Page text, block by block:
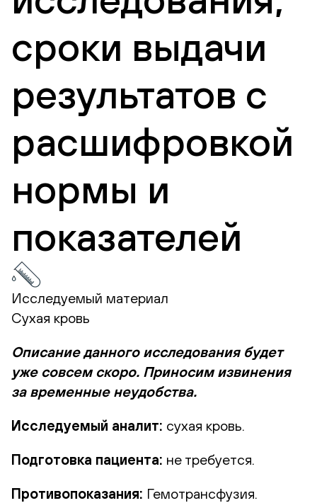
сроки выдачи
результатов с
расшифровкой
нормы и
показателей
Исследуемый материал
Сухая кровь
Описание данного исследования будет
уже совсем скоро. Приносим извинения
за временные неудобства.
Исследуемый аналит: сухая кровь.
Подготовка пациента: не требуется.
Противопоказания: Гемотрансфузия.